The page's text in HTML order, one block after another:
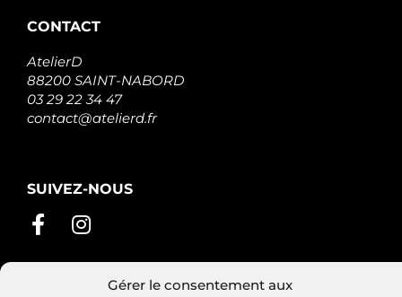
Gérer le consentement aux
CONTACT
AtelierD
88200 SAINT-NABORD
03 29 22 34 47
contact@atelierd.fr
SUIVEZ-NOUS